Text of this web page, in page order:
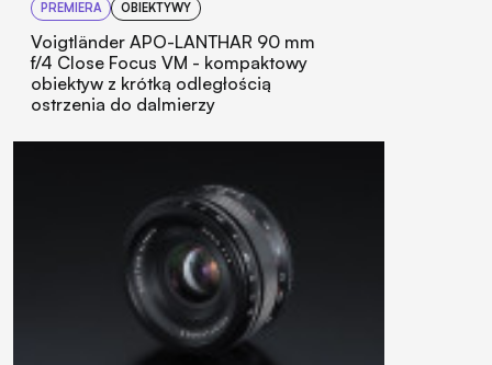
PREMIERA OBIEKTYWY
Voigtländer APO-LANTHAR 90 mm
f/4 Close Focus VM - kompaktowy
obiektyw z krótką odległością
ostrzenia do dalmierzy